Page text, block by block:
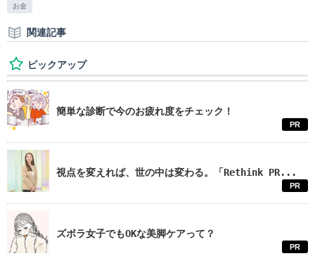
お金
関連記事
ピックアップ
簡単な診断で今のお疲れ度をチェック！
PR
視点を変えれば、世の中は変わる。「Rethink PR...
PR
ズボラ女子でもOKな美脚ケアって？
PR